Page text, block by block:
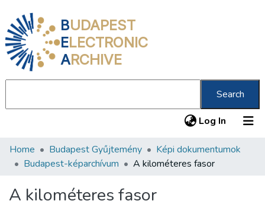
BUDAPEST
ELECTRONIC
ARCHIVE
Search
Log In (current)
Communities & Collections
Statistics
Home Budapest Gyűjtemény
Képi dokumentumok
Budapest-képarchívum
A kilométeres fasor
A kilométeres fasor